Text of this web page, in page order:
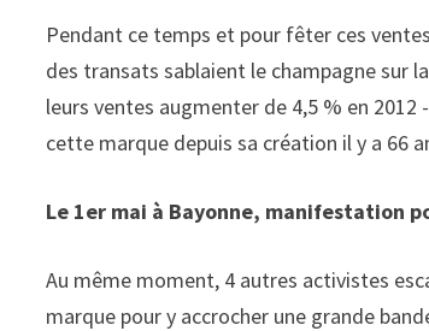
Pendant ce temps et pour fêter ces
des transats sablaient le champagne sur
leurs ventes augmenter de 4,5 % en
cette marque depuis sa création il y a 66
Le 1er mai à Bayonne, manifestation
Au même moment, 4 autres activistes
marque pour y accrocher une grande